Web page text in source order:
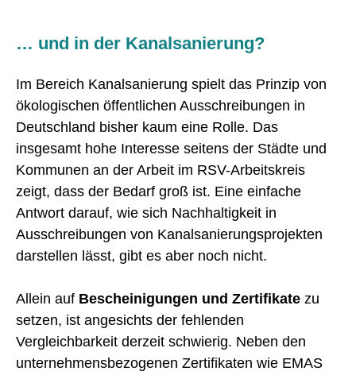
… und in der Kanalsanierung?
Im Bereich Kanalsanierung spielt das Prinzip von
ökologischen öffentlichen Ausschreibungen in
Deutschland bisher kaum eine Rolle. Das
insgesamt hohe Interesse seitens der Städte und
Kommunen an der Arbeit im RSV-Arbeitskreis
zeigt, dass der Bedarf groß ist. Eine einfache
Antwort darauf, wie sich Nachhaltigkeit in
Ausschreibungen von Kanalsanierungsprojekten
darstellen lässt, gibt es aber noch nicht.
Allein auf Bescheinigungen und Zertifikate zu
setzen, ist angesichts der fehlenden
Vergleichbarkeit derzeit schwierig. Neben den
unternehmensbezogenen Zertifikaten wie EMAS